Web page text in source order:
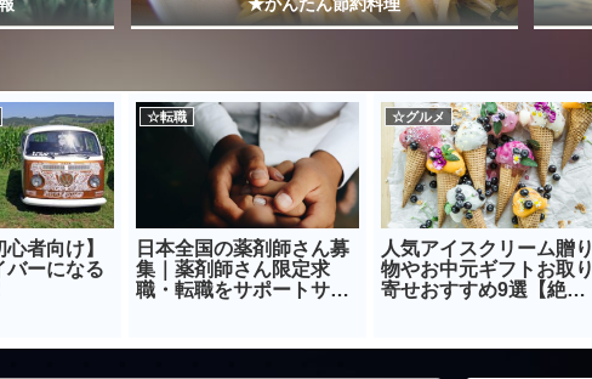
★かんたん節約料理
心者向け】
バーになる
☆転職
日本全国の薬剤師さん募
集｜薬剤師さん限定求
職・転職をサポートサイ
☆グルメ
人気アイスクリーム贈り
物やお中元ギフトお取り
寄せおすすめ9選【絶対